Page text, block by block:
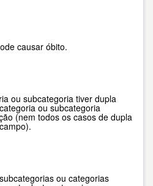
causar óbito.
ou subcategoria tiver dupla
ou subcategoria
(nem todos os casos de dupla
ou categorias